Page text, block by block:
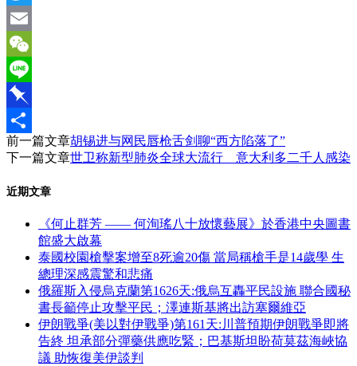
Twitter
Email
WeChat
Line
Pinboard
分
前一篇文章胡锡进与网民唇枪舌剑聊“西方陷落了”
下一篇文章世卫称新型肺炎全球大流行 意大利多二千人感染
近期文章
《何止群芳 —— 何洵瑤八十放懷藝展》於香港中央圖書
館盛大啟幕
泰國校園槍擊案增至8死逾20傷 當局稱槍手是14歲學 生
總理深感震驚和悲痛
俄羅斯入侵烏克蘭第1626天:俄烏互轟平民設施 聯合國秘
書長籲停止攻擊平民；澤連斯基將出訪塞爾維亞
伊朗戰爭(美以對伊戰爭)第161天:川普預期伊朗戰爭即將
告終 坦承部分彈藥供應吃緊；巴基斯坦盼荷莫茲海峽協
議 助恢復美伊談判